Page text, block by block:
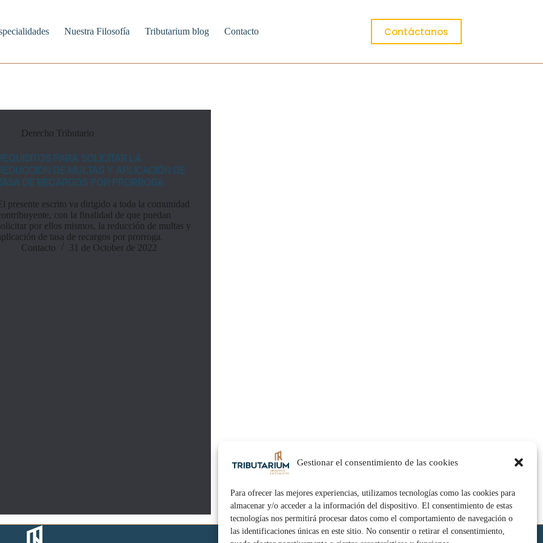
Gestionar el consentimiento de las cookies
Para ofrecer las mejores experiencias, utilizamos tecnologías como las cookies para
almacenar y/o acceder a la información del dispositivo. El consentimiento de estas
tecnologías nos permitirá procesar datos como el comportamiento de navegación o
las identificaciones únicas en este sitio. No consentir o retirar el consentimiento,
Nuestra Filosofía Tributarium blog Contacto Contáctanos
Derecho Tributario
PARA SOLICITAR LA
DE MULTAS Y APLICACIÓN DE
TASA DE RECARGOS POR PRORROGA
presente escrito va dirigido a toda la comunidad
con la finalidad de que puedan
por ellos mismos, la reducción de multas y
de tasa de recargos por prorroga.
Contacto
31 de October de 2022